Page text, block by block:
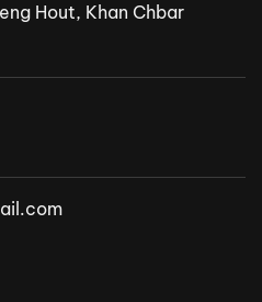
Hout, Khan Chbar